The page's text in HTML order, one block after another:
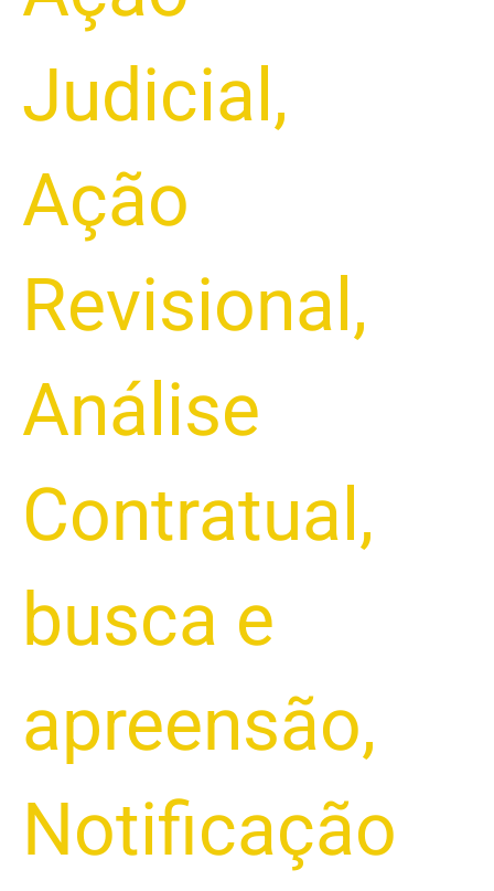
Judicial ,
Ação
Revisional ,
Análise
Contratual ,
busca e
apreensão,
Notificação